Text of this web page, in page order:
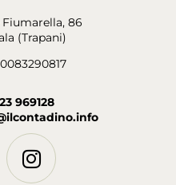
86
(Trapani)
969128